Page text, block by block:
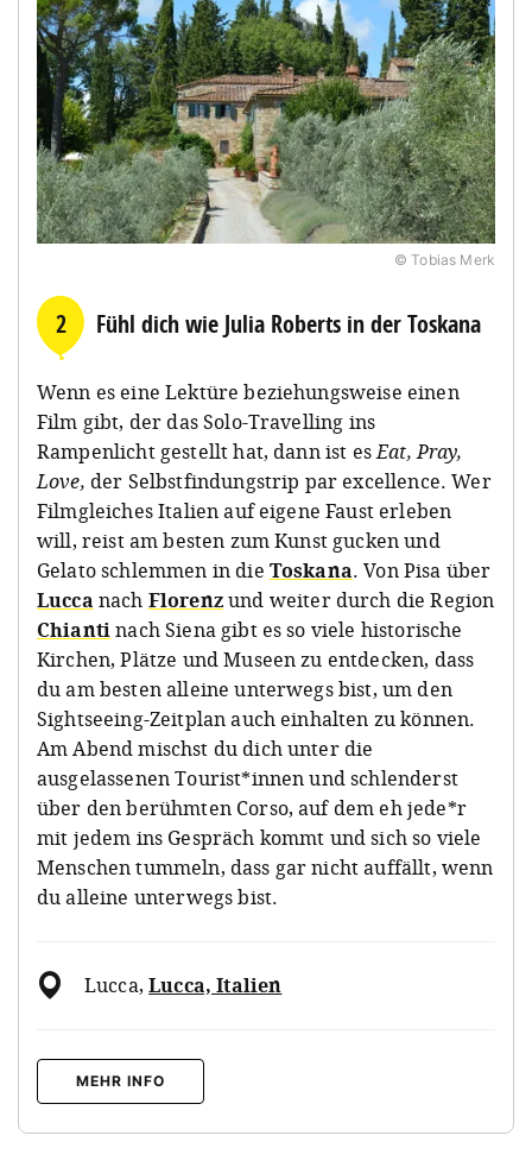
© Tobias Merk
2 Fühl dich wie Julia Roberts in der Toskana
Wenn es eine Lektüre beziehungsweise einen
Film gibt, der das Solo-Travelling ins
Rampenlicht gestellt hat, dann ist esEat, Pray,
Love, der Selbstfindungstrip par excellence. Wer
Filmgleiches Italien auf eigene Faust erleben
will, reist am besten zum Kunst gucken und
Gelato schlemmen in die Toskana. Von Pisa über
Lucca nach Florenzund weiter durch die Region
Chiantinach Siena gibt es so viele historische
Kirchen, Plätze und Museen zu entdecken, dass
du am besten alleine unterwegs bist, um den
Sightseeing-Zeitplan auch einhalten zu können.
Am Abend mischst du dich unter die
ausgelassenen Tourist*innen und schlenderst
über den berühmten Corso, auf dem eh jede*r
mit jedem ins Gespräch kommt und sich so viele
Menschen tummeln, dass gar nicht auffällt, wenn
du alleine unterwegs bist.
Lucca,Lucca, Italien
MEHR INFO